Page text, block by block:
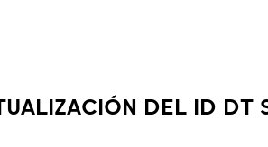
DEL ID DT